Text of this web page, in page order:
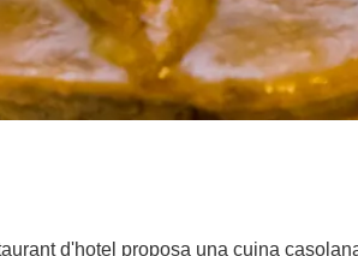
d'hotel proposa una cuina